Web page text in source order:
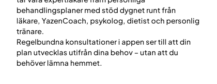
behandlingsplaner med stöd dygnet runt från
läkare, YazenCoach, psykolog, dietist och personlig
tränare.
Regelbundna konsultationer i appen ser till att din
plan utvecklas utifrån dina behov – utan att du
behöver lämna hemmet.